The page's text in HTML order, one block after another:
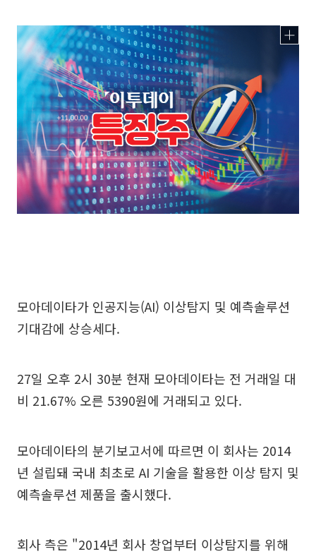
모아데이타가 인공지능(AI) 이상탐지 및 예측솔루션
기대감에 상승세다.
27일 오후 2시 30분 현재 모아데이타는 전 거래일 대
비 21.67% 오른 5390원에 거래되고 있다.
모아데이타의 분기보고서에 따르면 이 회사는 2014
년 설립돼 국내 최초로 AI 기술을 활용한 이상 탐지 및
예측솔루션 제품을 출시했다.
회사 측은 "2014년 회사 창업부터 이상탐지를 위해